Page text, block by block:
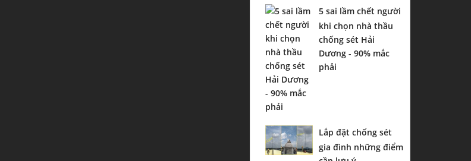
5 sai lầm chết người
khi chọn nhà thầu
chống sét Hải
Dương - 90% mắc
phải
Lắp đặt chống sét
gia đình những điểm